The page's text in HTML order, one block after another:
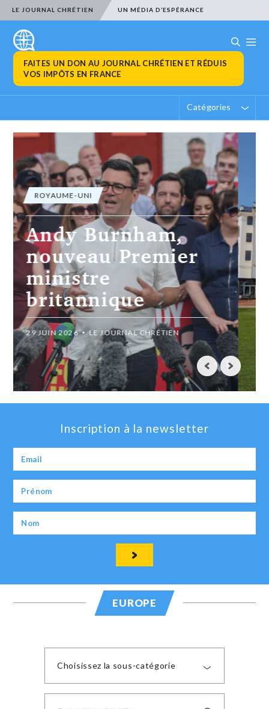
LE JOURNAL CHRÉTIEN UN MÉDIA D’ESPÉRANCE
FAITES UN DON AU JOURNAL CHRÉTIEN ET RÉDUIS
VOS IMPÔTS EN FRANCE
Catégories
SUISSE
L’initiative « Pas
de Suisse à 10
millions » rejetée
14 JUIN 2026 LE JOURNAL CHRÉTIEN
Inscription à la newsletter
EUROPE
Choisissez la sous-catégorie